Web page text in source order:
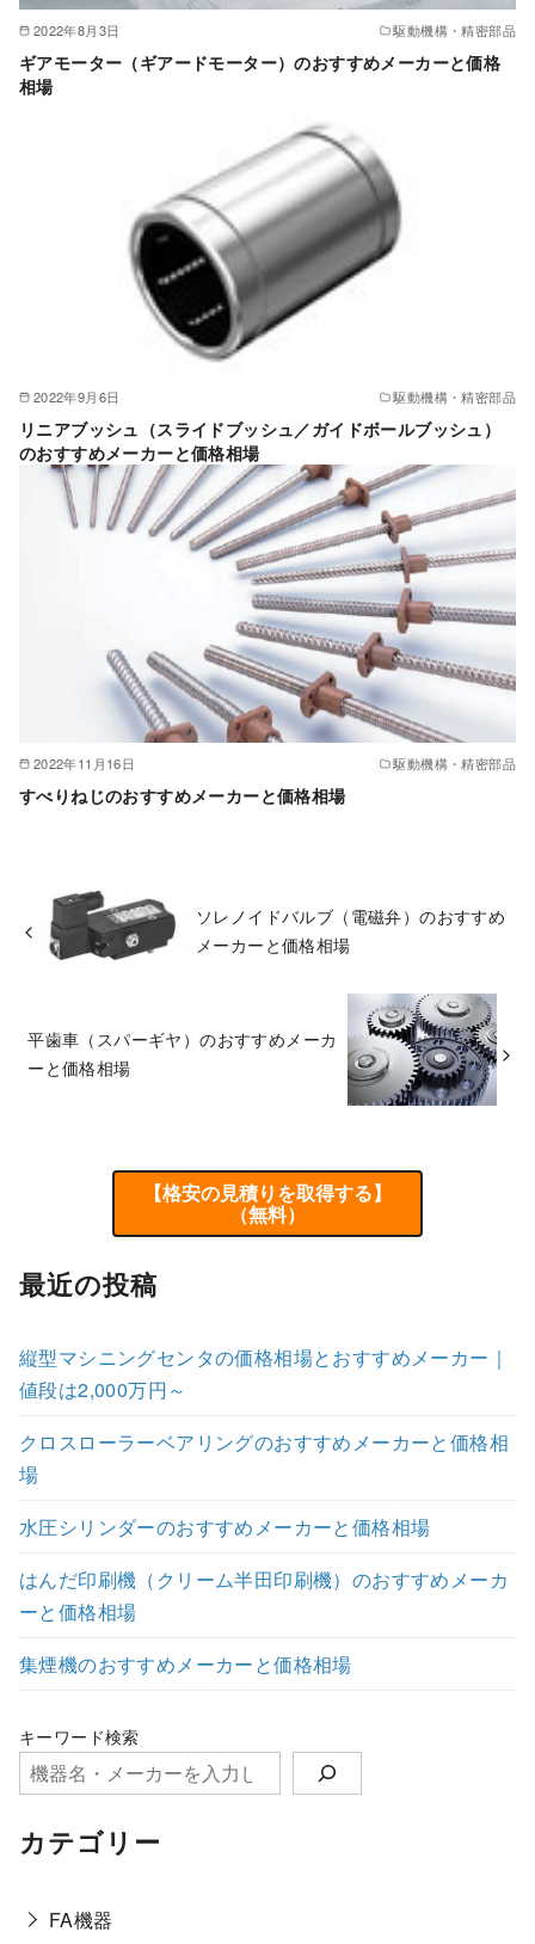
2022年8月3日 駆動機構・精密部品
ギアモーター（ギアードモーター）のおすすめメーカーと価格
相場
2022年9月6日 駆動機構・精密部品
リニアブッシュ（スライドブッシュ／ガイドボールブッシュ）
のおすすめメーカーと価格相場
2022年11月16日 駆動機構・精密部品
すべりねじのおすすめメーカーと価格相場
ソレノイドバルブ（電磁弁）のおすすめ
メーカーと価格相場
平歯車（スパーギヤ）のおすすめメーカ
ーと価格相場
【格安の見積りを取得する】
（無料）
最近の投稿
縦型マシニングセンタの価格相場とおすすめメーカー｜
値段は2,000万円～
クロスローラーベアリングのおすすめメーカーと価格相
場
水圧シリンダーのおすすめメーカーと価格相場
はんだ印刷機（クリーム半田印刷機）のおすすめメーカ
ーと価格相場
集煙機のおすすめメーカーと価格相場
キーワード検索
カテゴリー
FA機器